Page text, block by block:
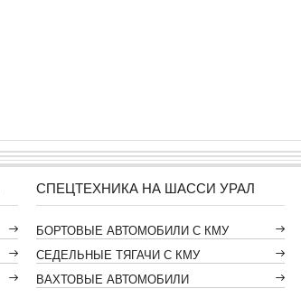
СПЕЦТЕХНИКА НА ШАССИ УРАЛ
БОРТОВЫЕ АВТОМОБИЛИ С КМУ
СЕДЕЛЬНЫЕ ТЯГАЧИ С КМУ
ВАХТОВЫЕ АВТОМОБИЛИ